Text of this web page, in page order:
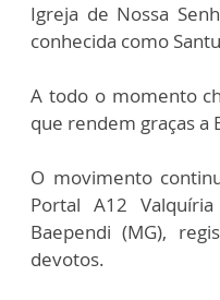
Igreja de Nossa
conhecida como
A todo o momento
que rendem graças a
O movimento
Portal A12
Baependi (MG),
devotos.